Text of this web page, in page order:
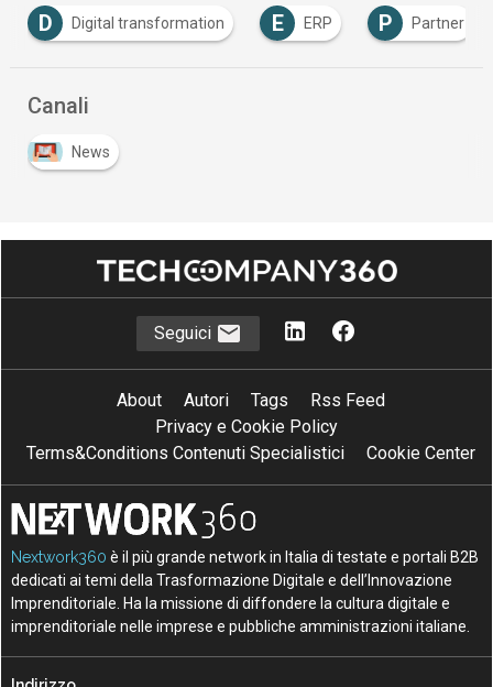
D
Digital transformation E ERP P Partner
Canali
News
Seguici
About Autori Tags
Rss Feed
Privacy e Cookie Policy
Terms&Conditions Contenuti Specialistici
Cookie Center
Nextwork360 è il più grande network in Italia di testate e portali B2B
dedicati ai temi della Trasformazione Digitale e dell’Innovazione
Imprenditoriale. Ha la missione di diffondere la cultura digitale e
imprenditoriale nelle imprese e pubbliche amministrazioni italiane.